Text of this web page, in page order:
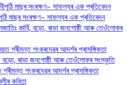
মাছৰ সংৰক্ষণ– সাফল্যৰ এক প্ৰতিবেদন
মাছৰ সংৰক্ষণ– সাফল্যৰ এক প্ৰতিবেদন
কাৰ্বি, বড়ো, ৰাভা জনগোষ্ঠী আৰু তেওঁলোকৰ
শ্ৰীমন্ত শংকৰদেৱৰ আদৰ্শৰ প্ৰাসঙ্গিকতা
বড়ো, ৰাভা জনগোষ্ঠী আৰু তেওঁলোকৰ সংস্কৃতি
শ্ৰীমন্ত শংকৰদেৱৰ আদৰ্শৰ প্ৰাসঙ্গিকতা
কবিতা